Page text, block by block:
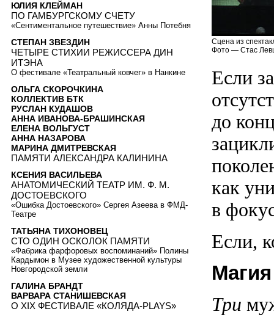
Сцена из
Фото — Стас
Если
до
как
в
Если,
Магия
Три
ЮЛИЯ КЛЕЙМАН
ПО ГАМБУРГСКОМУ СЧЕТУ
«Сентиментальное путешествие» Анны Потебня
СТЕПАН ЗВЕЗДИН
ЧЕТЫРЕ СТИХИИ РЕЖИССЕРА ДИН
ИТЭНА
О фестивале «Театральный ковчег» в Нанкине
ОЛЬГА СКОРОЧКИНА
КОЛЛЕКТИВ БТК
РУСЛАН КУДАШОВ
АННА ИВАНОВА-БРАШИНСКАЯ
ЕЛЕНА ВОЛЬГУСТ
АННА НАЗАРОВА
МАРИНА ДМИТРЕВСКАЯ
ПАМЯТИ АЛЕКСАНДРА КАЛИНИНА
КСЕНИЯ ВАСИЛЬЕВА
АНАТОМИЧЕСКИЙ ТЕАТР ИМ. Ф. М.
ДОСТОЕВСКОГО
«Ошибка Достоевского» Сергея Азеева в ФМД-
Театре
ТАТЬЯНА ТИХОНОВЕЦ
СТО ОДИН ОСКОЛОК ПАМЯТИ
«Фабрика фарфоровых воспоминаний» Полины
Кардымон в Музее художественной культуры
Новгородской земли
ГАЛИНА БРАНДТ
ВАРВАРА СТАНИШЕВСКАЯ
О XIX ФЕСТИВАЛЕ «КОЛЯДА-PLAYS»